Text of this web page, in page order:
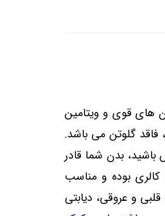
های قوی و ویتامین
گلوتن می باشد.
بدن شما قادر
بوده و مناسب
و عروقی، دیابتی